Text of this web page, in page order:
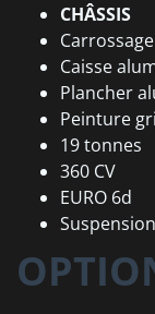
CHÂSSIS
Caisse
Plancher
Peinture
19 tonnes
360 CV
EURO 6d